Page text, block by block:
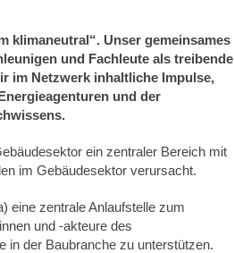
klimaneutral“. Unser gemeinsames
und Fachleute als treibende
im Netzwerk inhaltliche Impulse,
und der
ein zentraler Bereich mit
im Gebäudesektor verursacht.
eine zentrale Anlaufstelle zum
und -akteure des
in der Baubranche zu unterstützen.